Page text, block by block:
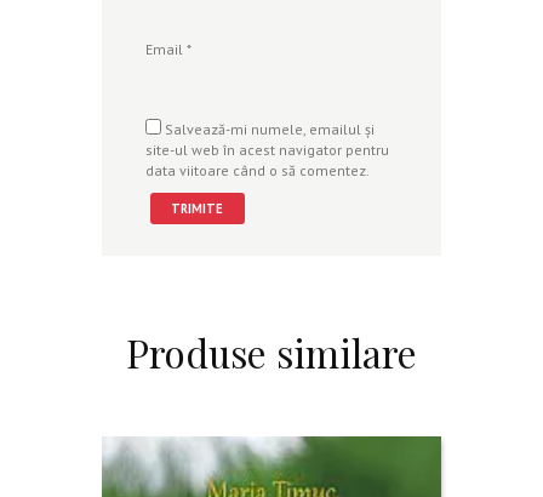
Email *
Salvează-mi numele, emailul și
site-ul web în acest navigator pentru
data viitoare când o să comentez.
Produse similare